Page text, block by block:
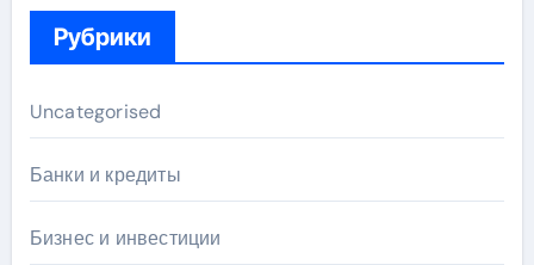
Рубрики
Uncategorised
Банки и кредиты
Бизнес и инвестиции